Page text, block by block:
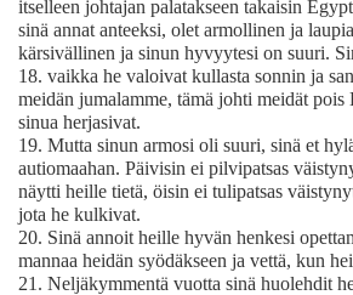
itselleen johtajan palatakseen takaisin
sinä annat anteeksi, olet armollinen ja
kärsivällinen ja sinun hyvyytesi on suuri.
18. vaikka he valoivat kullasta sonnin ja
meidän jumalamme, tämä johti meidät
sinua herjasivat.
19. Mutta sinun armosi oli suuri, sinä et
autiomaahan. Päivisin ei pilvipatsas
näytti heille tietä, öisin ei tulipatsas
jota he kulkivat.
20. Sinä annoit heille hyvän henkesi
mannaa heidän syödäkseen ja vettä, kun
21. Neljäkymmentä vuotta sinä huolehdit